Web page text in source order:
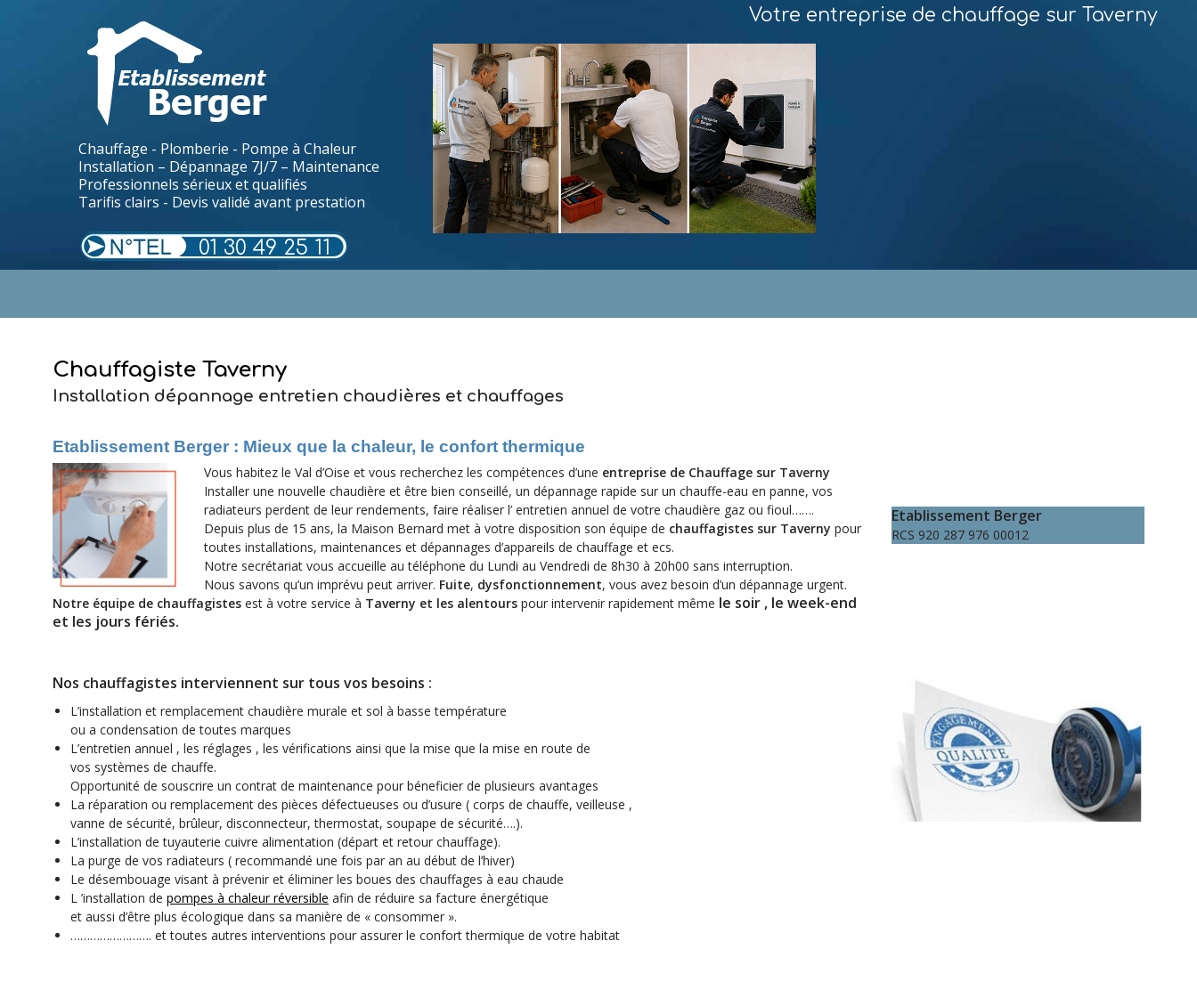
Chauffage - Plomberie - Pompe à Chaleur
Installation – Dépannage 7J/7 – Maintenance
Professionnels sérieux et qualifiés
Tarifis clairs - Devis validé avant prestation
01 30 49 25 11
Votre entreprise de chauffage sur Taverny
Chauffagiste Taverny
Installation dépannage entretien chaudières et chauffages
Etablissement Berger : Mieux que la chaleur, le confort thermique
Vous habitez le Val d’Oise et vous recherchez les compétences d’une entreprise de Chauffage sur Taverny
Installer une nouvelle chaudière et être bien conseillé, un dépannage rapide sur un chauffe-eau en panne, vos
radiateurs perdent de leur rendements, faire réaliser l’ entretien annuel de votre chaudière gaz ou fioul…….
Depuis plus de 15 ans, la Maison Bernard met à votre disposition son équipe de chauffagistes sur Taverny pour
toutes installations, maintenances et dépannages d’appareils de chauffage et ecs.
Notre secrétariat vous accueille au téléphone du Lundi au Vendredi de 8h30 à 20h00 sans interruption.
Nous savons qu’un imprévu peut arriver. Fuite, dysfonctionnement, vous avez besoin d’un dépannage urgent.
Notre équipe de chauffagistes est à votre service à Taverny et les alentours pour intervenir rapidement même le soir , le week-end
et les jours fériés.
Etablissement Berger
RCS 920 287 976 00012
Nos chauffagistes interviennent sur tous vos besoins :
L’installation et remplacement chaudière murale et sol à basse température
ou a condensation de toutes marques
L’entretien annuel , les réglages , les vérifications ainsi que la mise que la mise en route de
vos systèmes de chauffe.
Opportunité de souscrire un contrat de maintenance pour béneficier de plusieurs avantages
La réparation ou remplacement des pièces défectueuses ou d’usure ( corps de chauffe, veilleuse ,
vanne de sécurité, brûleur, disconnecteur, thermostat, soupape de sécurité….).
L’installation de tuyauterie cuivre alimentation (départ et retour chauffage).
La purge de vos radiateurs ( recommandé une fois par an au début de l’hiver)
Le désembouage visant à prévenir et éliminer les boues des chauffages à eau chaude
L ’installation de pompes à chaleur réversible afin de réduire sa facture énergétique
et aussi d’être plus écologique dans sa manière de « consommer ».
……………………. et toutes autres interventions pour assurer le confort thermique de votre habitat